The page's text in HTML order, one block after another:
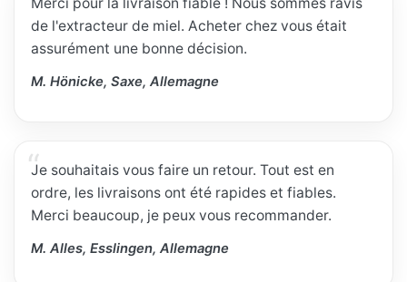
de l'extracteur de miel. Acheter chez vous était
assurément une bonne décision.
M. Hönicke, Saxe, Allemagne
Je souhaitais vous faire un retour. Tout est en
ordre, les livraisons ont été rapides et fiables.
Merci beaucoup, je peux vous recommander.
M. Alles, Esslingen, Allemagne